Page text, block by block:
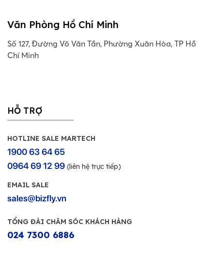
Văn Phòng Hồ Chí Minh
Số 127, Đường Võ Văn Tần, Phường Xuân Hòa, TP Hồ
Chí Minh
HỖ TRỢ
HOTLINE SALE MARTECH
1900 63 64 65
0964 69 12 99 (liên hệ trực tiếp)
EMAIL SALE
sales@bizfly.vn
TỔNG ĐÀI CHĂM SÓC KHÁCH HÀNG
024 7300 6886